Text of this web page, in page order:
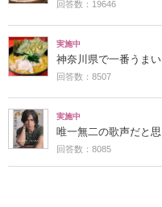
回答数：19646
実施中
神奈川県で一番うま
回答数：8507
実施中
唯一無二の歌声だと
回答数：8085